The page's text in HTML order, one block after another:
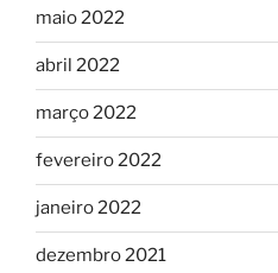
maio 2022
abril 2022
março 2022
fevereiro 2022
janeiro 2022
dezembro 2021